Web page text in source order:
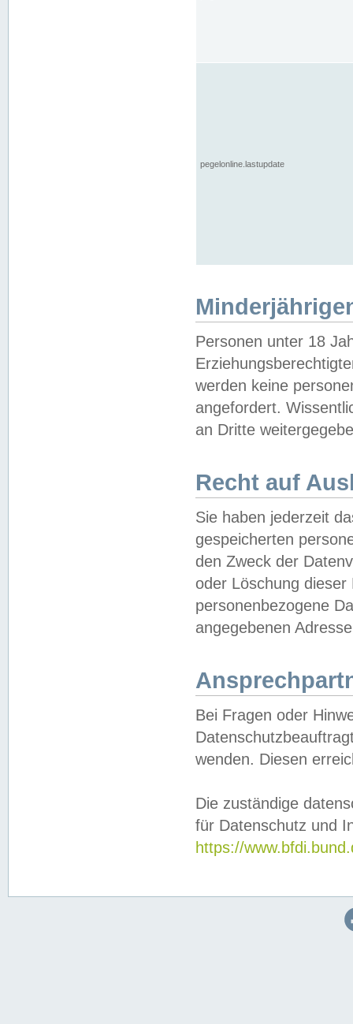
pegelonline.lastupdate
Personen unter 18
werden keine
angefordert.
an Dritte
Recht auf
Sie haben jederzeit
gespeicherten
den Zweck der
oder Löschung
personenbezogene
angegebenen
Bei Fragen oder
wenden. Diesen
Die zuständige
für Datenschutz und
https://